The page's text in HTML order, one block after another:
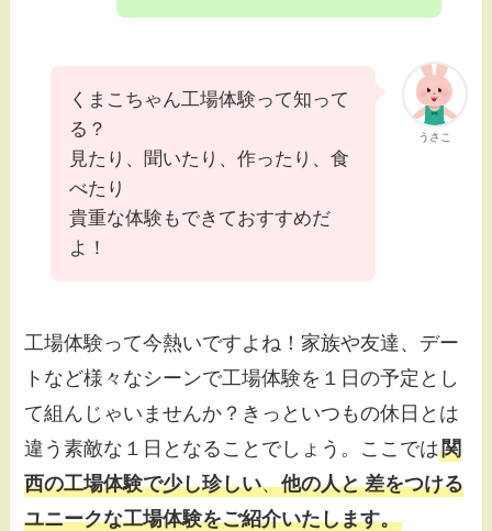
うさこ
くまこちゃん工場体験って知って
る？
見たり、聞いたり、作ったり、食
べたり
貴重な体験もできておすすめだ
よ！
工場体験って今熱いですよね！家族や友達、デー
トなど様々なシーンで工場体験を１日の予定とし
て組んじゃいませんか？きっといつもの休日とは
違う素敵な１日となることでしょう。ここでは関
西の工場体験で少し珍しい、他の人と 差をつける
ユニークな工場体験をご紹介いたします。